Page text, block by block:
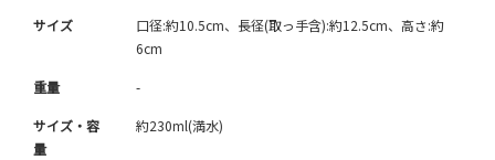
サイズ
口径:約10.5cm、長径(取っ手含):約12.5cm、高さ:約
6cm
重量 -
サイズ・容
量
約230ml(満水)